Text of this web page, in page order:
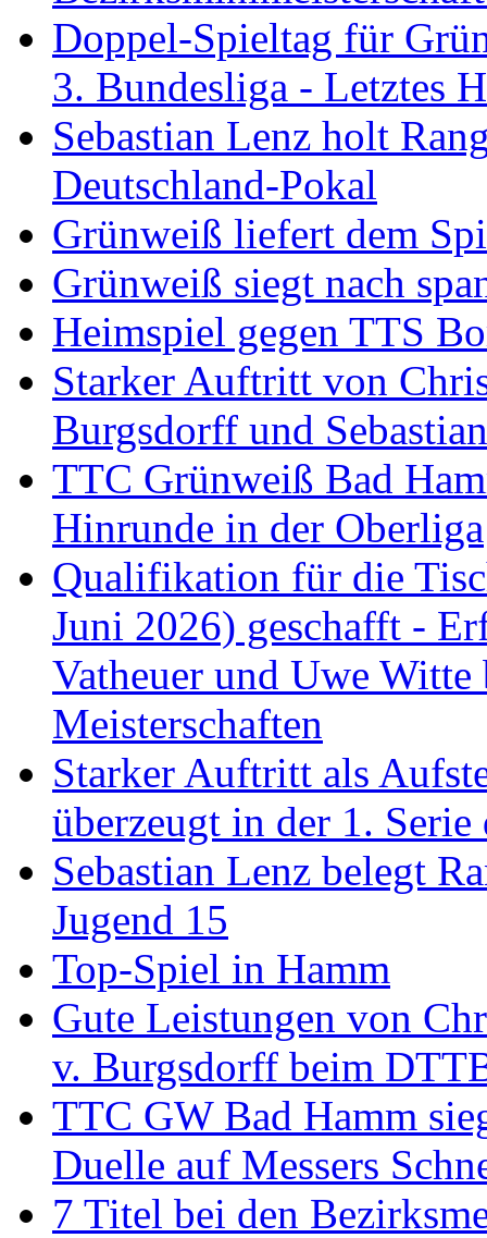
Doppel-Spieltag für
3. Bundesliga - Letztes
Sebastian Lenz holt
Deutschland-Pokal
Grünweiß liefert dem
Grünweiß siegt nach
Heimspiel gegen TTS
Starker Auftritt von
Burgsdorff und
TTC Grünweiß Bad
Hinrunde in der Oberliga
Qualifikation für die
Juni 2026) geschafft -
Vatheuer und Uwe Witte
Meisterschaften
Starker Auftritt als
überzeugt in der 1.
Sebastian Lenz belegt
Jugend 15
Top-Spiel in Hamm
Gute Leistungen von
v. Burgsdorff beim
TTC GW Bad Hamm
Duelle auf Messers
7 Titel bei den